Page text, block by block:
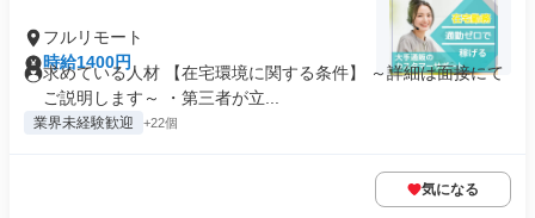
フルリモート
時給1400円
求めている人材 【在宅環境に関する条件】 ～詳細は面接にて
ご説明します～ ・第三者が立...
業界未経験歓迎 +22個
気になる